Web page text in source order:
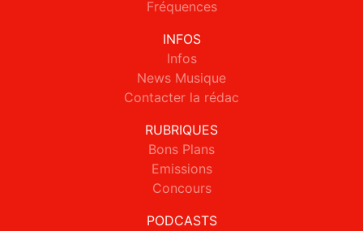
Fréquences
INFOS
Infos
News Musique
Contacter la rédac
RUBRIQUES
Bons Plans
Emissions
Concours
PODCASTS